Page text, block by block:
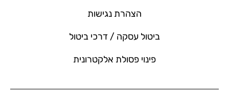
הצהרת נגישות
ביטול עסקה / דרכי ביטול
פינוי פסולת אלקטרונית